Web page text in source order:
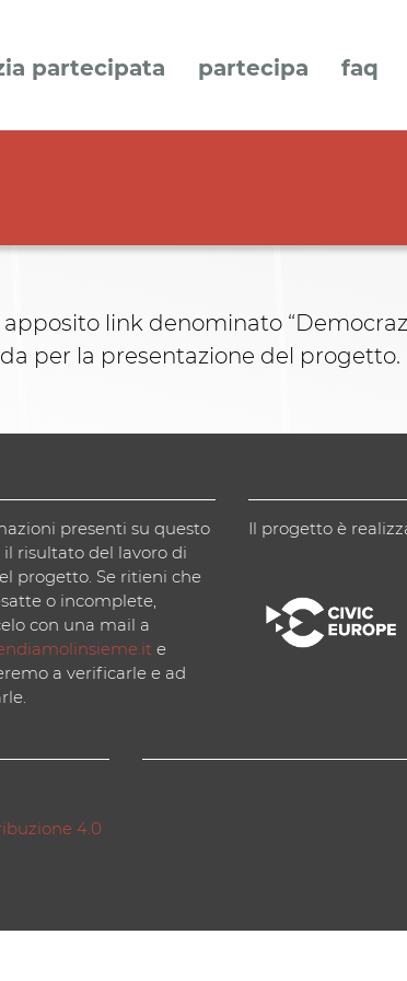
partecipata partecipa faq
link denominato
per la presentazione del
presenti su questo
il risultato del lavoro di
progetto. Se ritieni che
o incomplete,
con una mail a
e
a verificarle e ad
Il progetto è
4.0